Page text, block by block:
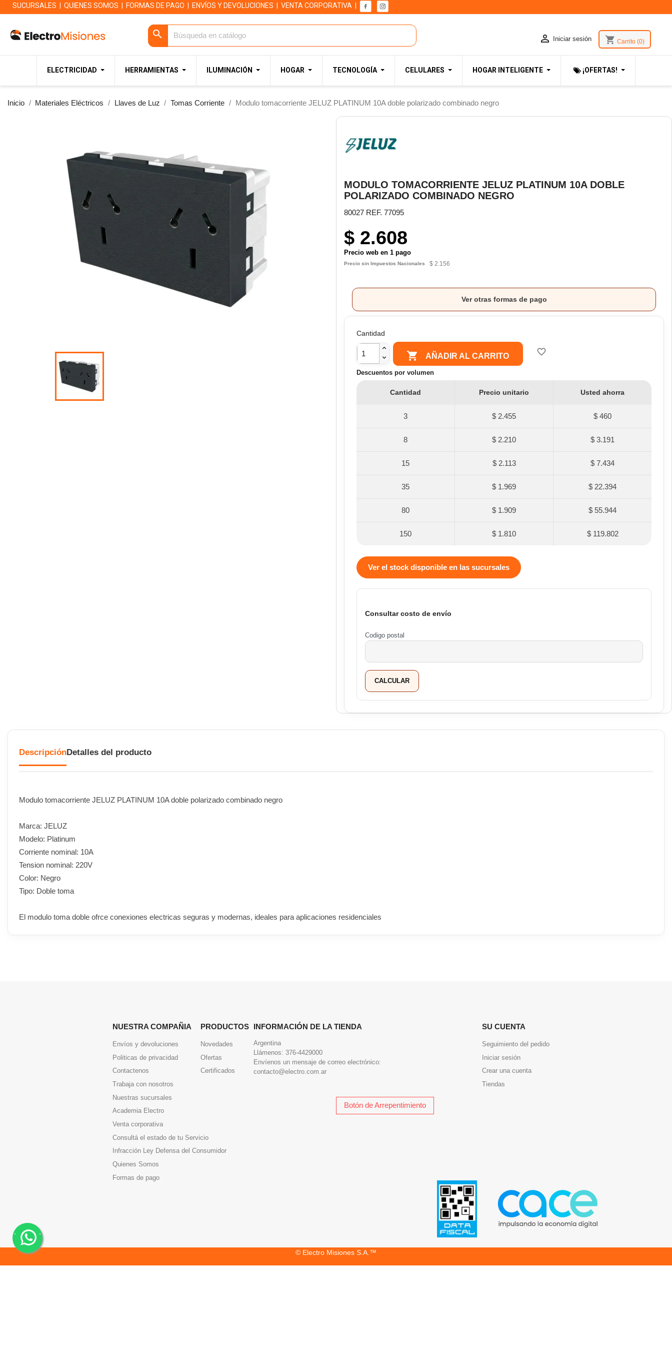
SUCURSALES QUIENES SOMOS FORMAS DE PAGO ENVÍOS Y DEVOLUCIONES VENTA CORPORATIVA
 Iniciar sesión shopping_cart Carrito (0)
search
ELECTRICIDAD HERRAMIENTAS ILUMINACIÓN HOGAR TECNOLOGÍA CELULARES HOGAR INTELIGENTE ¡OFERTAS!
Inicio Materiales Eléctricos Llaves de Luz Tomas Corriente Modulo tomacorriente JELUZ PLATINUM 10A doble polarizado combinado negro
MODULO TOMACORRIENTE JELUZ PLATINUM 10A DOBLE
POLARIZADO COMBINADO NEGRO
80027 REF. 77095
$ 2.608
Precio web en 1 pago
Precio sin Impuestos Nacionales $ 2.156
Ver otras formas de pago
Cantidad
 AÑADIR AL CARRITO favorite_border
Descuentos por volumen
Cantidad Precio unitario Usted ahorra
3 $ 2.455 $ 460
8 $ 2.210 $ 3.191
15 $ 2.113 $ 7.434
35 $ 1.969 $ 22.394
80 $ 1.909 $ 55.944
150 $ 1.810 $ 119.802
Ver el stock disponible en las sucursales
Consultar costo de envío
Codigo postal
CALCULAR
DescripciónDetalles del producto
Modulo tomacorriente JELUZ PLATINUM 10A doble polarizado combinado negro
Marca: JELUZ
Modelo: Platinum
Corriente nominal: 10A
Tension nominal: 220V
Color: Negro
Tipo: Doble toma
El modulo toma doble ofrce conexiones electricas seguras y modernas, ideales para aplicaciones residenciales
NUESTRA COMPAÑIA
Envíos y devoluciones
Politicas de privacidad
Contactenos
Trabaja con nosotros
Nuestras sucursales
Academia Electro
Venta corporativa
Consultá el estado de tu Servicio
Infracción Ley Defensa del Consumidor
Quienes Somos
Formas de pago
PRODUCTOS
Novedades
Ofertas
Certificados
INFORMACIÓN DE LA TIENDA
Argentina
Llámenos: 376-4429000
Envíenos un mensaje de correo electrónico:
contacto@electro.com.ar
SU CUENTA
Seguimiento del pedido
Iniciar sesión
Crear una cuenta
Tiendas
Botón de Arrepentimiento
© Electro Misiones S.A.™
. .